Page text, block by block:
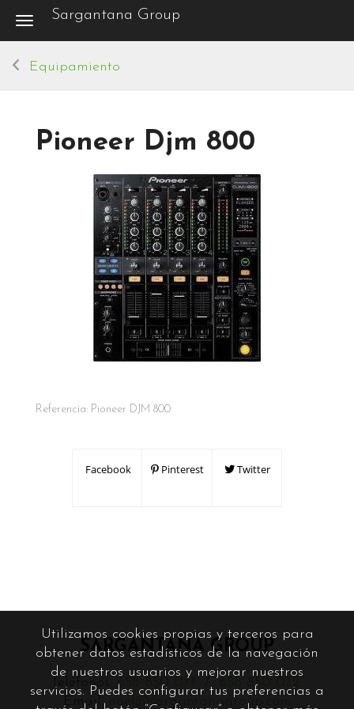
Toggle navigation
Sargantana Group
Equipamiento
Pioneer Djm 800
Referencia: Pioneer DJM 800
Facebook Pinterest Twitter
SARGANTANA GROUP
Teléfonos: 658 850 071 / 658 850 072
Email:
noel@sargantanagroup.com
Utilizamos cookies propias y terceros para
obtener datos estadísticos de la navegación
de nuestros usuarios y mejorar nuestros
servicios. Puedes configurar tus preferencias a